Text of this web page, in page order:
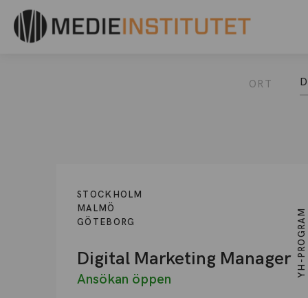
ORT
STOCKHOLM
MALMÖ
GÖTEBORG
Digital Marketing Manager
Ansökan öppen
YH-PROGRAM